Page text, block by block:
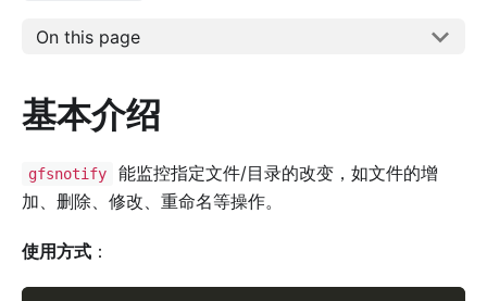
On this page
基本介绍
gfsnotify
能监控指定文件/目录的改变，如文件的增
加、删除、修改、重命名等操作。
使用方式 ：